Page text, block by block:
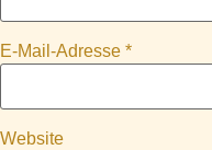
E-Mail-Adresse *
Website